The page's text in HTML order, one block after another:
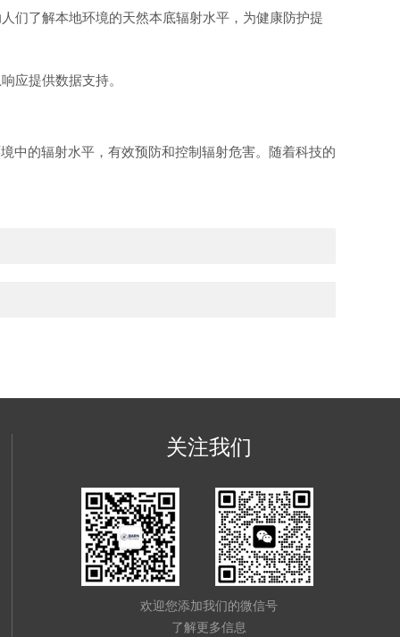
们了解本地环境的天然本底辐射水平，为健康防护提
应提供数据支持。
中的辐射水平，有效预防和控制辐射危害。随着科技的
关注我们
欢迎您添加我们的微信号
了解更多信息